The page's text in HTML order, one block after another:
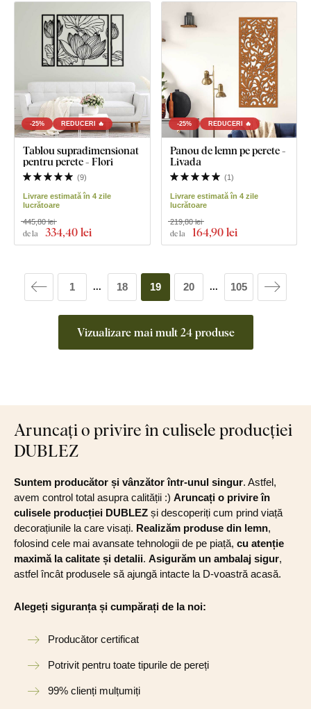
-25% REDUCERI 🔥
Tablou supradimensionat
pentru perete - Flori
(9)
Livrare estimată în 4 zile
lucrătoare
de la 334,40 lei
445,80 lei
-25% REDUCERI 🔥
Panou de lemn pe perete -
Livada
(1)
Livrare estimată în 4 zile
lucrătoare
de la 164,90 lei
219,80 lei
Vizualizare mai mult 24 produse
1 ... 18 19 20 ... 105
Aruncați o privire în culisele producției
DUBLEZ
Suntem producător și vânzător într-unul singur. Astfel,
avem control total asupra calității :) Aruncați o privire în
culisele producției DUBLEZ și descoperiți cum prind viață
decorațiunile la care visați. Realizăm produse din lemn,
folosind cele mai avansate tehnologii de pe piață, cu atenție
maximă la calitate și detalii. Asigurăm un ambalaj sigur,
astfel încât produsele să ajungă intacte la D-voastră acasă.
Alegeți siguranța și cumpărați de la noi:
Producător certificat
Potrivit pentru toate tipurile de pereți
99% clienți mulțumiți